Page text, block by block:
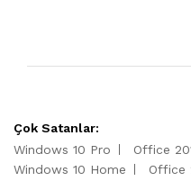
Çok Satanlar:
Windows 10 Pro
Office
Windows 10 Home
Office